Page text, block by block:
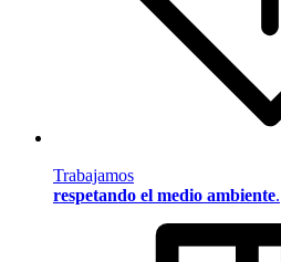
Trabajamos
respetando el medio ambiente.